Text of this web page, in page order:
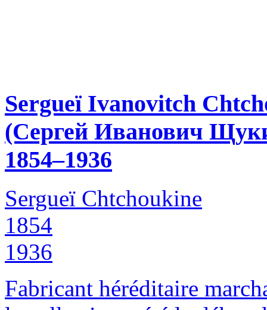
Sergueï Ivanovitch
(Сергей Иванович
1854–1936
Sergueï Chtchoukine
1854
1936
Fabricant héréditaire